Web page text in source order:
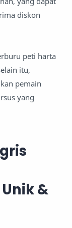
diskon
peti harta
itu,
pemain
yang
&